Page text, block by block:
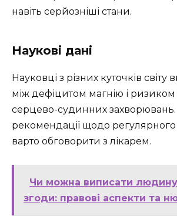
навіть серйозніші стани.
Наукові дані
Науковці з різних куточків світу
між дефіцитом магнію і ризиком
серцево-судинних захворювань.
рекомендації щодо
варто обговорити з лікарем.
Чи можна виписати людину
згоди: правові аспекти та